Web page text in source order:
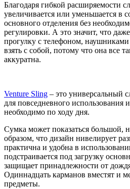
Благодаря гибкой расширяемости
увеличивается или уменьшается в
основного отделения без
регулировки. А это значит, что
прогулку с телефоном,
взять с собой, потому что она все
аккуратна.
Venture Sling – это универсальный
для повседневного использования
необходимо по ходу дня.
Сумка может показаться большой,
образом, что дизайн нивелирует
практична и удобна в
подстраивается под загрузку
защищает принадлежности от
Одиннадцать карманов вместят и
предметы.